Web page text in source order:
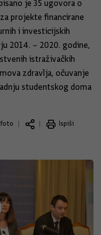
je 35 ugovora o
projekte financirane
i investicijskih
2014. – 2020. godine,
istraživačkih
zdravlja, očuvanje
studentskog doma
foto
Ispiši